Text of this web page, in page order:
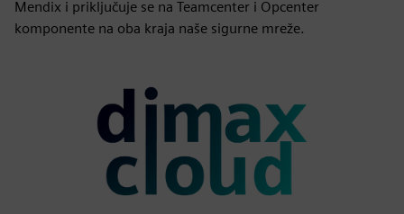
Mendix i priključuje se na Teamcenter i Opcenter
komponente na oba kraja naše sigurne mreže.